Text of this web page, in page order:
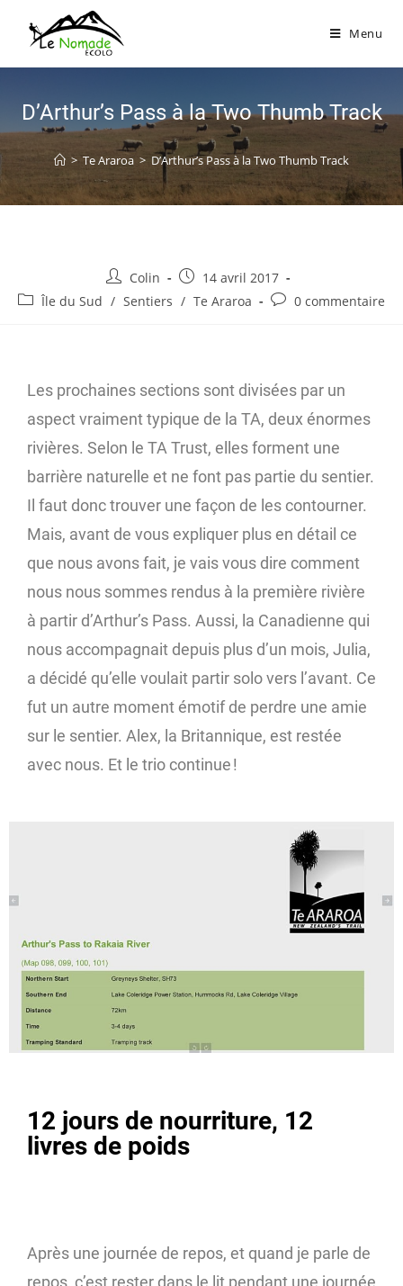
Menu
D’Arthur’s Pass à la Two Thumb Track
> Te Araroa > D’Arthur’s Pass à la Two Thumb Track
Colin
14 avril 2017
Île du Sud / Sentiers / Te Araroa 0 commentaire
Les prochaines sections sont divisées par un
aspect vraiment typique de la TA, deux énormes
rivières. Selon le TA Trust, elles forment une
barrière naturelle et ne font pas partie du sentier.
Il faut donc trouver une façon de les contourner.
Mais, avant de vous expliquer plus en détail ce
que nous avons fait, je vais vous dire comment
nous nous sommes rendus à la première rivière
à partir d’Arthur’s Pass. Aussi, la Canadienne qui
nous accompagnait depuis plus d’un mois, Julia,
a décidé qu’elle voulait partir solo vers l’avant. Ce
fut un autre moment émotif de perdre une amie
sur le sentier. Alex, la Britannique, est restée
avec nous. Et le trio continue !
12 jours de nourriture, 12
livres de poids
Après une journée de repos, et quand je parle de
repos, c’est rester dans le lit pendant une journée